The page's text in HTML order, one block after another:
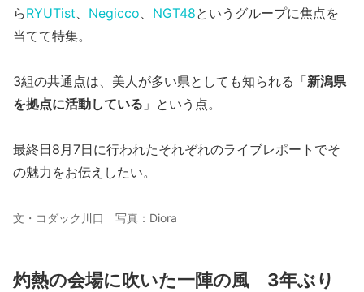
らRYUTist、 Negicco、 NGT48というグループに焦点を
当てて特集。
3組の共通点は、美人が多い県としても知られる「新潟県
を拠点に活動している 」という点。
最終日8月7日に行われたそれぞれのライブレポートでそ
の魅力をお伝えしたい。
文・コダック川口 写真：Diora
灼熱の会場に吹いた一陣の風 3年ぶり